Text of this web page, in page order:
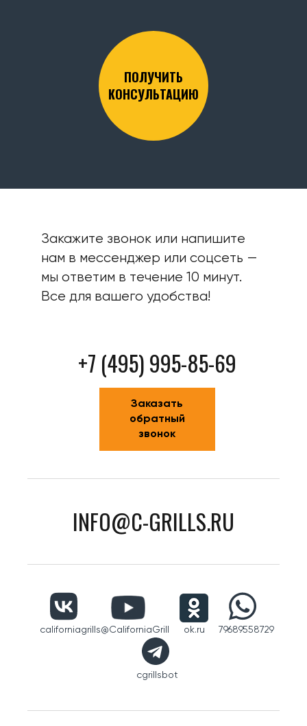
ПОЛУЧИТЬ
КОНСУЛЬТАЦИЮ
Закажите звонок или напишите
нам в мессенджер или соцсеть —
мы ответим в течение 10 минут.
Все для вашего удобства!
+7 (495) 995-85-69
Заказать
обратный
звонок
INFO@C-GRILLS.RU
californiagrills@CaliforniaGrill ok.ru 79689558729
cgrillsbot